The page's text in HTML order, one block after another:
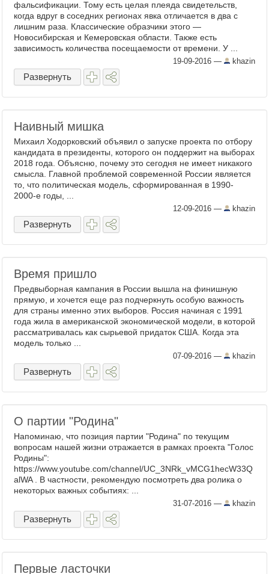
фальсификации. Тому есть целая плеяда свидетельств,
когда вдруг в соседних регионах явка отличается в два с
лишним раза. Классические образчики этого —
Новосибирская и Кемеровская области. Также есть
зависимость количества посещаемости от времени. У ...
19-09-2016 — khazin
Развернуть
Наивный мишка
Михаил Ходорковский объявил о запуске проекта по отбору
кандидата в президенты, которого он поддержит на выборах
2018 года. Объясню, почему это сегодня не имеет никакого
смысла. Главной проблемой современной России является
то, что политическая модель, сформированная в 1990-
2000-е годы, ...
12-09-2016 — khazin
Развернуть
Время пришло
Предвыборная кампания в России вышла на финишную
прямую, и хочется еще раз подчеркнуть особую важность
для страны именно этих выборов. Россия начиная с 1991
года жила в американской экономической модели, в которой
рассматривалась как сырьевой придаток США. Когда эта
модель только ...
07-09-2016 — khazin
Развернуть
О партии "Родина"
Напоминаю, что позиция партии "Родина" по текущим
вопросам нашей жизни отражается в рамках проекта "Голос
Родины":
https://www.youtube.com/channel/UC_3NRk_vMCG1hecW33Q
alWA . В частности, рекомендую посмотреть два ролика о
некоторых важных событиях: ...
31-07-2016 — khazin
Развернуть
Первые ласточки